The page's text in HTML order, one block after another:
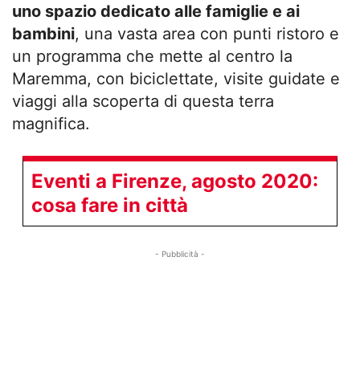
uno spazio dedicato alle famiglie e ai
bambini, una vasta area con punti ristoro e
un programma che mette al centro la
Maremma, con biciclettate, visite guidate e
viaggi alla scoperta di questa terra
magnifica.
Eventi a Firenze, agosto 2020:
cosa fare in città
- Pubblicità -